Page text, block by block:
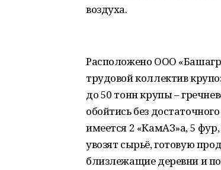
воздуха.
Расположено ООО
трудовой коллектив
до 50 тонн крупы –
обойтись без
имеется 2 «КамАЗ»а, 5
увозят сырьё, готовую
близлежащие деревни и